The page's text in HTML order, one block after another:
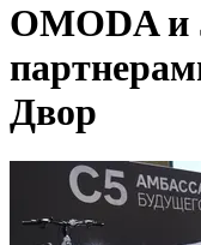
OMODA и
Двор